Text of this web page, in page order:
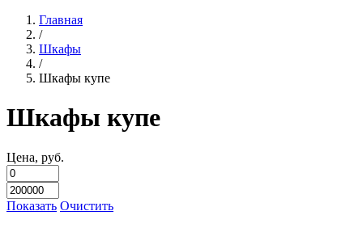
Главная
/
Шкафы
/
Шкафы купе
Шкафы купе
Цена, руб.
Показать Очистить